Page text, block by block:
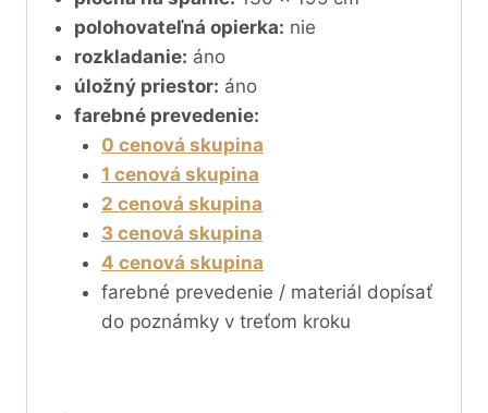
polohovateľná opierka: nie
rozkladanie: áno
úložný priestor: áno
farebné prevedenie:
0 cenová skupina
1 cenová skupina
2 cenová skupina
3 cenová skupina
4 cenová skupina
farebné prevedenie / materiál dopísať
do poznámky v treťom kroku